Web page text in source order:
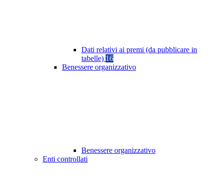
Dati relativi ai premi (da pubblicare in
tabelle) 16
Benessere organizzativo
Benessere organizzativo
Enti controllati